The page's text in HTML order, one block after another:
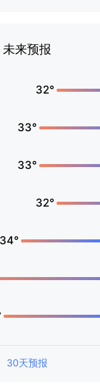
未来预报
32°
33°
33°
32°
34°
30天预报